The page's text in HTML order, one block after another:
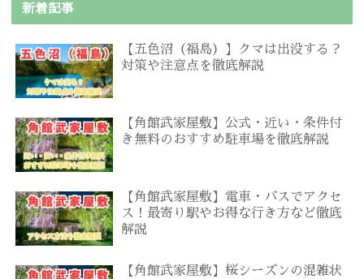
新着記事
【五色沼（福島）】クマは出没する？
対策や注意点を徹底解説
【角館武家屋敷】公式・近い・条件付
き無料のおすすめ駐車場を徹底解説
【角館武家屋敷】電車・バスでアクセ
ス！最寄り駅やお得な行き方など徹底
解説
【角館武家屋敷】桜シーズンの混雑状